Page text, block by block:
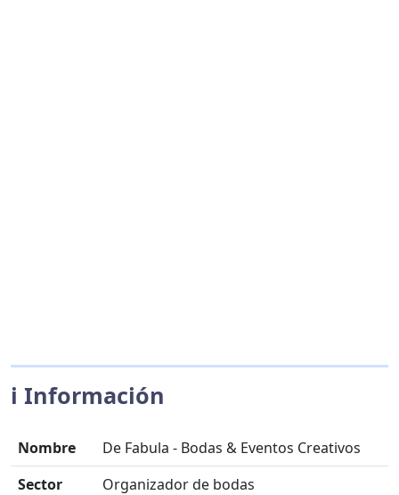
ℹ️ Información
Nombre
De Fabula - Bodas & Eventos Creativos
Sector
Organizador de bodas